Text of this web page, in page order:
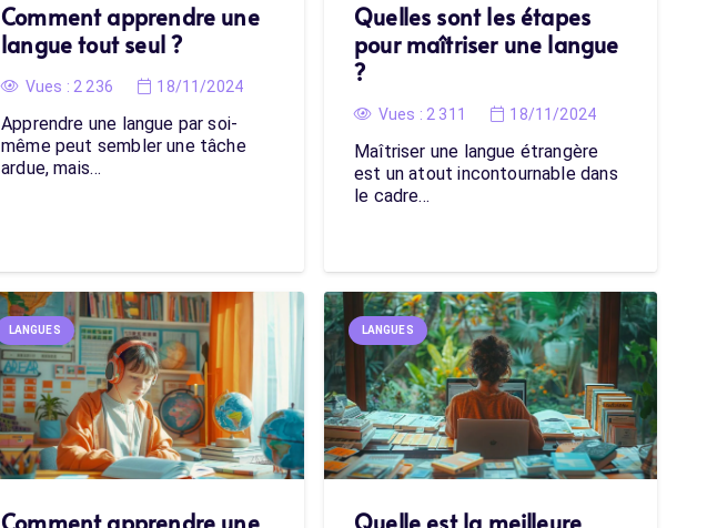
Comment apprendre une
langue tout seul ?
Vues : 2 236 18/11/2024
Apprendre une langue par soi-
même peut sembler une tâche
ardue, mais…
Quelles sont les étapes
pour maîtriser une langue
?
Vues : 2 311 18/11/2024
Maîtriser une langue étrangère
est un atout incontournable dans
le cadre…
LANGUES LANGUES